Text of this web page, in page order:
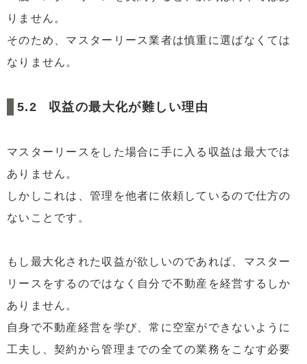
りません。
そのため、マスターリース業者は慎重に選ばなくては
なりません。
収益の最大化が難しい理由
マスターリースをした場合に手に入る収益は最大では
ありません。
しかしこれは、管理を他者に依頼しているので仕方の
ないことです。
もし最大化された収益が欲しいのであれば、マスター
リースをするのではなく自分で不動産を経営するしか
ありません。
自身で不動産経営を学び、常に空室ができないように
工夫し、契約から管理までの全ての業務をこなす必要